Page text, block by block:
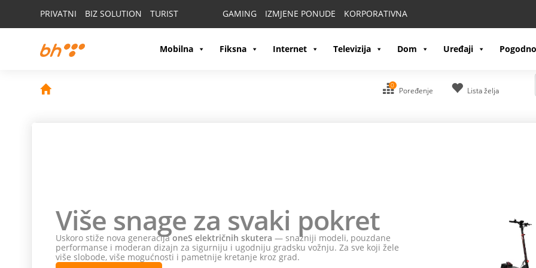
PRIVATNI BIZ SOLUTION TURIST GAMING IZMJENE PONUDE KORPORATIVNA
Mobilna Fiksna Internet Televizija Dom Uređaji
0
Poređenje Lista želja
Više snage za svaki pokret
Uskoro stiže nova generacijaoneS električnih skutera — snažniji modeli, pouzdane
performanse i moderan dizajn za sigurniju i ugodniju gradsku vožnju. Za sve koji žele
više slobode, više mogućnosti i pametnije kretanje kroz grad.